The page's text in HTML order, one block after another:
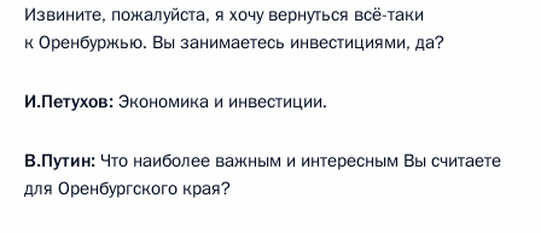
Извините, пожалуйста, я хочу вернуться всё-таки
к Оренбуржью. Вы занимаетесь инвестициями, да?
И.Петухов: Экономика и инвестиции.
В.Путин: Что наиболее важным и интересным Вы считаете
для Оренбургского края?